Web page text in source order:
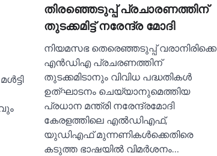
തിരഞ്ഞെടുപ്പ് പ്രചാരണത്തിന്
തുടക്കമിട്ട് നരേന്ദ്ര മോദി
നിയമസഭ തെരെഞ്ഞടുപ്പ് വരാനിരിക്കെ
എൻഡിഎ പ്രചരണത്തിന്
തുടക്കമിടാനും വിവിധ പദ്ധതികള്‍
ഉത്ഘാടനം ചെയ്യാനുമെത്തിയ
പ്രധാന മന്ത്രി നരേന്ദ്രമോദി
കേരളത്തിലെ എല്‍ഡിഎഫ്,
യുഡിഎഫ് മുന്നണികള്‍ക്കെതിരെ
കടുത്ത ഭാഷയില്‍ വിമർശനം…